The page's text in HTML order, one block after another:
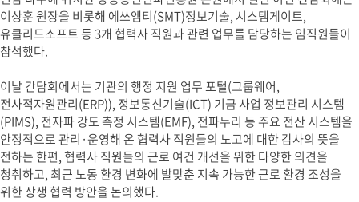
이상훈 원장을 비롯해 에쓰엠티(SMT)정보기술, 시스템게이트,
유클리드소프트 등 3개 협력사 직원과 관련 업무를 담당하는 임직원들이
참석했다.
이날 간담회에서는 기관의 행정 지원 업무 포털(그룹웨어,
전사적자원관리(ERP)), 정보통신기술(ICT) 기금 사업 정보관리 시스템
(PIMS), 전자파 강도 측정 시스템(EMF), 전파누리 등 주요 전산 시스템을
안정적으로 관리·운영해 온 협력사 직원들의 노고에 대한 감사의 뜻을
전하는 한편, 협력사 직원들의 근로 여건 개선을 위한 다양한 의견을
청취하고, 최근 노동 환경 변화에 발맞춘 지속 가능한 근로 환경 조성을
위한 상생 협력 방안을 논의했다.